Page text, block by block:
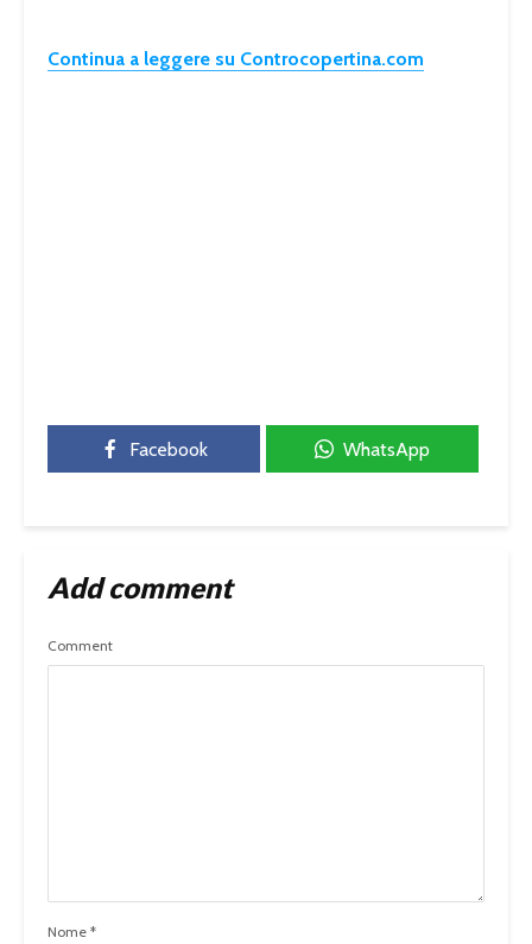
Continua a leggere su Controcopertina.com
Facebook WhatsApp
Add comment
Comment
Nome *